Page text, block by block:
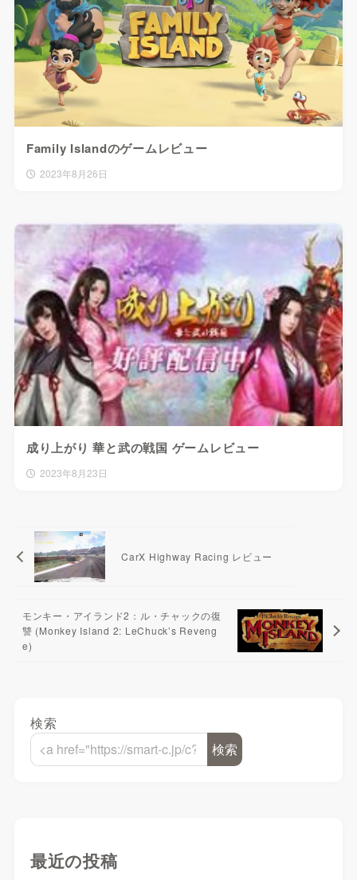
Family Islandのゲームレビュー
2023年8月26日
成り上がり 華と武の戦国 ゲームレビュー
2023年8月23日
CarX Highway Racing レビュー
モンキー・アイランド2：ル・チャックの復
讐 (Monkey Island 2: LeChuck’s Reveng
e)
検索
検索
最近の投稿